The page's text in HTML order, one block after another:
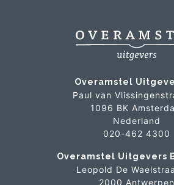
Overamstel
Paul van
1096 BK
Nederland
020-462 4300
Overamstel Uitgevers
Leopold De
2000 Antwerpen